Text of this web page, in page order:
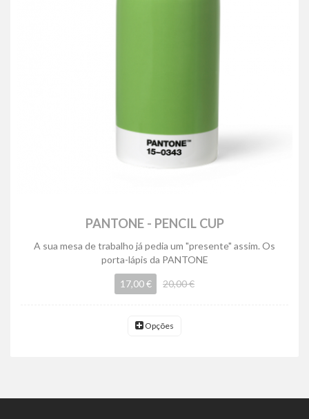
PANTONE - PENCIL CUP
A sua mesa de trabalho já pedia um "presente" assim. Os
porta-lápis da PANTONE
17,00 € 20,00 €
Opções